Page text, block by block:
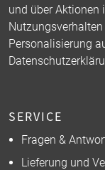
und über Aktionen
Personalisierung
SERVICE
Fragen &
Lieferung und